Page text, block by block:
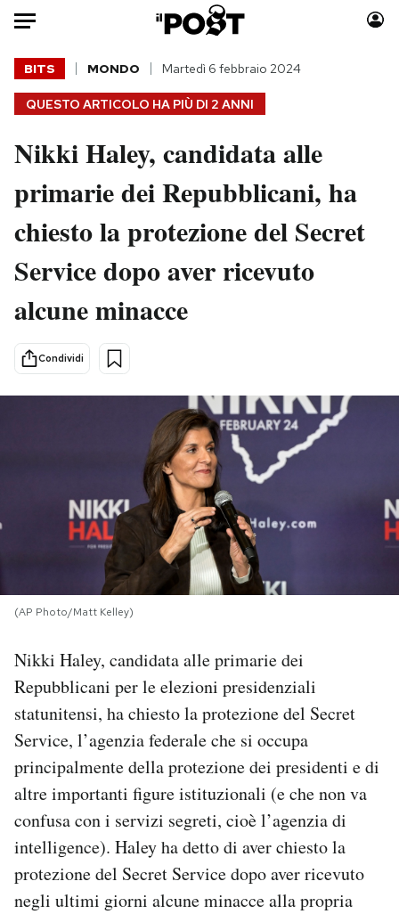
Auto
HOME
Italia
Politica
Tecnologia
Scienza
Sport
Moda
Consumismi
Storie/Idee
Media
I MIEI PREFERITI
SHOP
CALENDARIO
AREA PERSONALE
Area Personale
Newsletter
Notifiche mobile
Hai bisogno di aiuto?
Esci
QUESTO ARTICOLO HA PIÙ DI 2 ANNI
BITS MONDO Martedì 6 febbraio 2024
Nikki Haley, candidata alle
primarie dei Repubblicani, ha
chiesto la protezione del Secret
Service dopo aver ricevuto
alcune minacce
Condividi
(AP Photo/Matt Kelley)
Nikki Haley, candidata alle primarie dei
Repubblicani per le elezioni presidenziali
statunitensi, ha chiesto la protezione del Secret
Service, l’agenzia federale che si occupa
principalmente della protezione dei presidenti e di
altre importanti figure istituzionali (e che non va
confusa con i servizi segreti, cioè l’agenzia di
intelligence). Haley ha detto di aver chiesto la
protezione del Secret Service dopo aver ricevuto
negli ultimi giorni alcune minacce alla propria